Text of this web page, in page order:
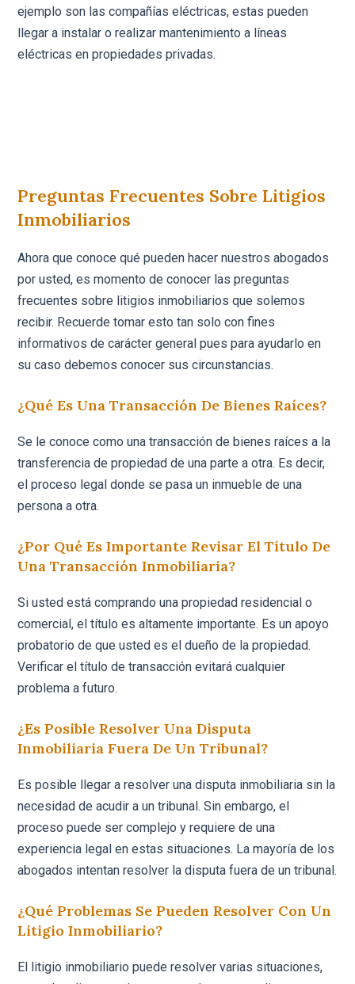
ejemplo son las compañías eléctricas, estas pueden
llegar a instalar o realizar mantenimiento a líneas
eléctricas en propiedades privadas.
Preguntas Frecuentes Sobre Litigios
Inmobiliarios
Ahora que conoce qué pueden hacer nuestros abogados
por usted, es momento de conocer las preguntas
frecuentes sobre litigios inmobiliarios que solemos
recibir. Recuerde tomar esto tan solo con fines
informativos de carácter general pues para ayudarlo en
su caso debemos conocer sus circunstancias.
¿Qué Es Una Transacción De Bienes Raíces?
Se le conoce como una transacción de bienes raíces a la
transferencia de propiedad de una parte a otra. Es decir,
el proceso legal donde se pasa un inmueble de una
persona a otra.
¿Por Qué Es Importante Revisar El Título De
Una Transacción Inmobiliaria?
Si usted está comprando una propiedad residencial o
comercial, el título es altamente importante. Es un apoyo
probatorio de que usted es el dueño de la propiedad.
Verificar el título de transacción evitará cualquier
problema a futuro.
¿Es Posible Resolver Una Disputa
Inmobiliaria Fuera De Un Tribunal?
Es posible llegar a resolver una disputa inmobiliaria sin la
necesidad de acudir a un tribunal. Sin embargo, el
proceso puede ser complejo y requiere de una
experiencia legal en estas situaciones. La mayoría de los
abogados intentan resolver la disputa fuera de un tribunal.
¿Qué Problemas Se Pueden Resolver Con Un
Litigio Inmobiliario?
El litigio inmobiliario puede resolver varias situaciones,